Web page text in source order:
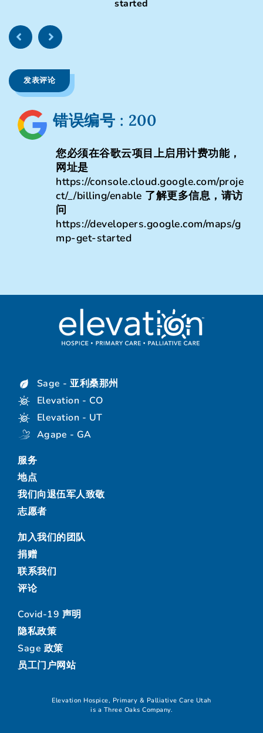
started
发表评论
错误编号 : 200
您必须在谷歌云项目上启用计费功能，
网址是
https://console.cloud.google.com/proje
ct/_/billing/enable 了解更多信息，请访
问
https://developers.google.com/maps/g
mp-get-started
Sage - 亚利桑那州
Elevation - CO
Elevation - UT
Agape - GA
服务
地点
我们向退伍军人致敬
志愿者
加入我们的团队
捐赠
联系我们
评论
Covid-19 声明
隐私政策
Sage 政策
员工门户网站
Elevation Hospice, Primary & Palliative Care Utah
is a Three Oaks Company.